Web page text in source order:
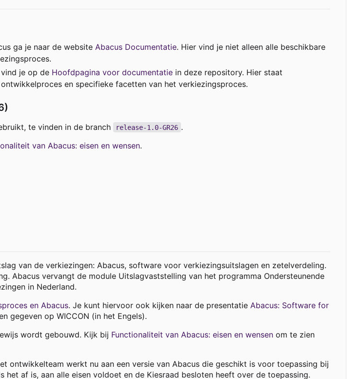
ga je naar de website Abacus Documentatie. Hier vind je niet alleen alle beschikbare
je op de Hoofdpagina voor documentatie in deze repository. Hier staat
en specifieke facetten van het verkiezingsproces.
te vinden in de branch release-1.0-GR26 .
van Abacus: eisen en wensen.
van de verkiezingen: Abacus, software voor verkiezingsuitslagen en zetelverdeling.
Abacus vervangt de module Uitslagvaststelling van het programma Ondersteunende
in Nederland.
en Abacus. Je kunt hiervoor ook kijken naar de presentatie Abacus: Software for
gegeven op WICCON (in het Engels).
wordt gebouwd. Kijk bij Functionaliteit van Abacus: eisen en wensen om te zien
ontwikkelteam werkt nu aan een versie van Abacus die geschikt is voor toepassing bij
af is, aan alle eisen voldoet en de Kiesraad besloten heeft over de toepassing.